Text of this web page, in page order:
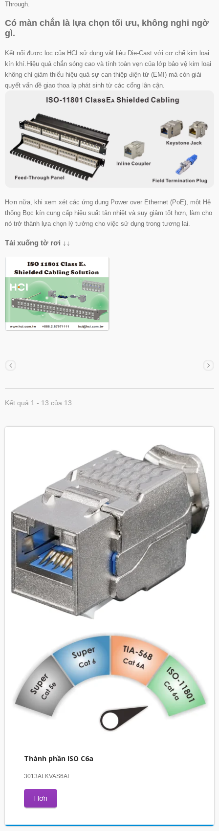
Through.
Có màn chắn là lựa chọn tối ưu, không nghi ngờ
gì.
Kết nối được lọc của HCI sử dụng vật liệu Die-Cast với cơ chế kim loại
kín khí. Hiệu quả chắn sóng cao và tính toàn vẹn của lớp bảo vệ kim loại
không chỉ giảm thiểu hiệu quả sự can thiệp điện từ (EMI) mà còn giải
quyết vấn đề giao thoa lạ phát sinh từ các cổng lân cận.
Hơn nữa, khi xem xét các ứng dụng Power over Ethernet (PoE), một Hệ
thống Bọc kín cung cấp hiệu suất tản nhiệt và suy giảm tốt hơn, làm cho
nó trở thành lựa chọn lý tưởng cho việc sử dụng trong tương lai.
Tải xuống tờ rơi ↓↓
Kết quả 1 - 13 của 13
Thành phần ISO C6a
3013ALKVAS6AI
Hơn